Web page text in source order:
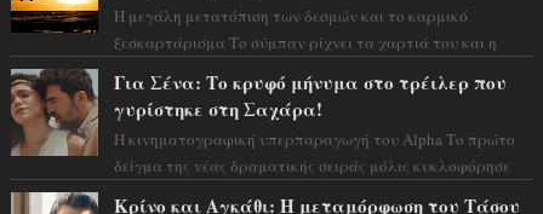
Η μεγάλη μετατόπιση των δεσμών και το καρμικό
ξεσκαρτάρισμα Το σύμπαν ρίχνει τα χαρτιά του και η
Για Σένα: Το κρυφό μήνυμα στο τρέιλερ που
γυρίστηκε στη Σαχάρα!
Η κινηματογραφική υπερπαραγωγή του Alpha Το πρώτο
δείγμα της νέας δραματικής σειράς μόλις κυκλοφόρησε
Κρίνο και Αγκάθι: Η μεταμόρφωση του Τάσου